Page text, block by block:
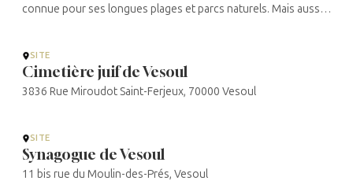
connue pour ses longues plages et parcs naturels. Mais aussi
SITE
Cimetière juif de Vesoul
3836 Rue Miroudot Saint-Ferjeux, 70000 Vesoul
SITE
Synagogue de Vesoul
11 bis rue du Moulin-des-Prés, Vesoul